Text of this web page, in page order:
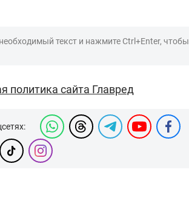
текст и нажмите Ctrl+Enter, чтобы
политика сайта Главред